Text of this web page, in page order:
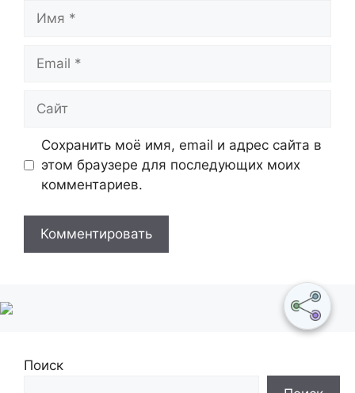
Имя
Email
Сайт
Сохранить моё имя, email и адрес сайта в
этом браузере для последующих моих
комментариев.
Поиск